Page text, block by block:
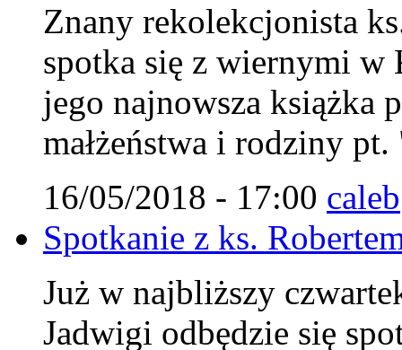
Znany rekolekcjonista
spotka się z wiernymi w
jego najnowsza książka
małżeństwa i rodziny
16/05/2018 - 17:00 caleb
Spotkanie z ks.
Już w najbliższy
Jadwigi odbędzie się